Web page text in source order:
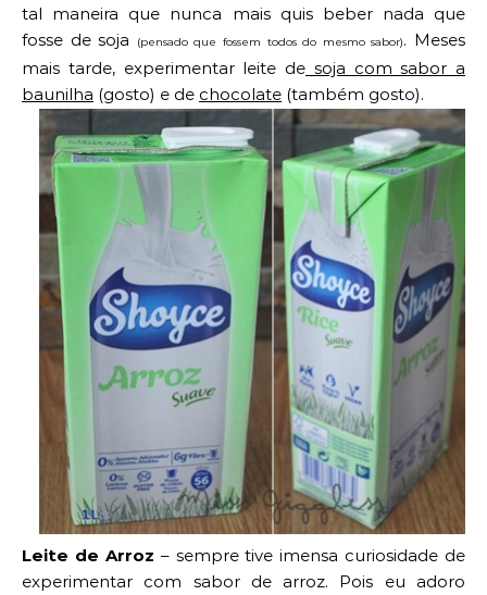
tal maneira que nunca mais quis beber nada que
fosse de soja
(pensado que fossem todos do mesmo sabor). Meses
mais tarde, experimentar leite de soja com sabor a
baunilha (gosto) e de chocolate (também gosto).
Leite de Arroz – sempre tive imensa curiosidade de
experimentar com sabor de arroz. Pois eu adoro